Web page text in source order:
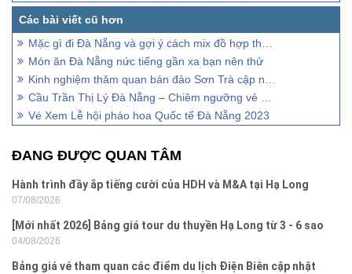
Mặc gì đi Đà Nẵng và gợi ý cách mix đồ hợp thời trang
Món ăn Đà Nẵng nức tiếng gần xa bạn nên thử
Kinh nghiệm thăm quan bán đảo Sơn Trà cập nhật chi tiết nhất
Cầu Trần Thị Lý Đà Nẵng – Chiêm ngưỡng vẻ đẹp độc đáo
Vé Xem Lễ hội pháo hoa Quốc tế Đà Nẵng 2023
ĐANG ĐƯỢC QUAN TÂM
Hành trình đầy ắp tiếng cười của HDH và M&A tại Hạ Long
07/08/2026
[Mới nhất 2026] Bảng giá tour du thuyền Hạ Long từ 3 - 6 sao
04/08/2026
Bảng giá vé tham quan các điểm du lịch Điện Biên cập nhật